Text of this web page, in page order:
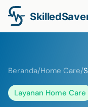
Beranda/Home Care/
Layanan Home Care